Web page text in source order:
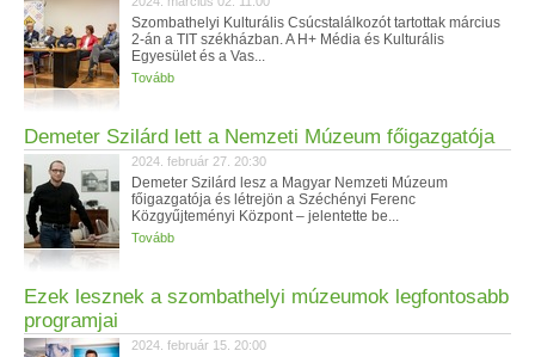
Szombathelyi Kulturális Csúcstalálkozót tartottak március
2-án a TIT székházban. A H+ Média és Kulturális
Egyesület és a Vas...
Tovább
Demeter Szilárd lett a Nemzeti Múzeum főigazgatója
2024. február 27. 20:30
Demeter Szilárd lesz a Magyar Nemzeti Múzeum
főigazgatója és létrejön a Széchényi Ferenc
Közgyűjteményi Központ – jelentette be...
Tovább
Ezek lesznek a szombathelyi múzeumok legfontosabb
programjai
2024. február 15. 20:00